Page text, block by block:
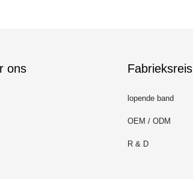
ons Fabrieksreis
lopende band
OEM / ODM
R & D